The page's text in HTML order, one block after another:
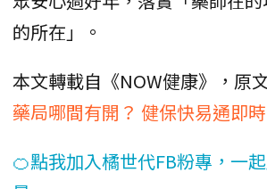
的所在」。
本文轉載自《NOW健康》，原
藥局哪間有開？ 健保快易通即
🍊點我加入橘世代FB粉專，一